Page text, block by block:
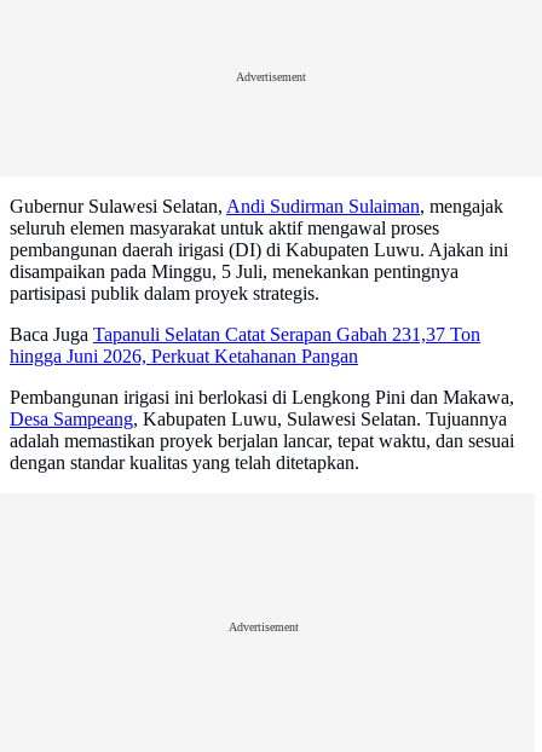
Advertisement
Gubernur Sulawesi Selatan, Andi Sudirman Sulaiman, mengajak
seluruh elemen masyarakat untuk aktif mengawal proses
pembangunan daerah irigasi (DI) di Kabupaten Luwu. Ajakan ini
disampaikan pada Minggu, 5 Juli, menekankan pentingnya
partisipasi publik dalam proyek strategis.
Baca Juga Tapanuli Selatan Catat Serapan Gabah 231,37 Ton
hingga Juni 2026, Perkuat Ketahanan Pangan
Pembangunan irigasi ini berlokasi di Lengkong Pini dan Makawa,
Desa Sampeang, Kabupaten Luwu, Sulawesi Selatan. Tujuannya
adalah memastikan proyek berjalan lancar, tepat waktu, dan sesuai
dengan standar kualitas yang telah ditetapkan.
Advertisement